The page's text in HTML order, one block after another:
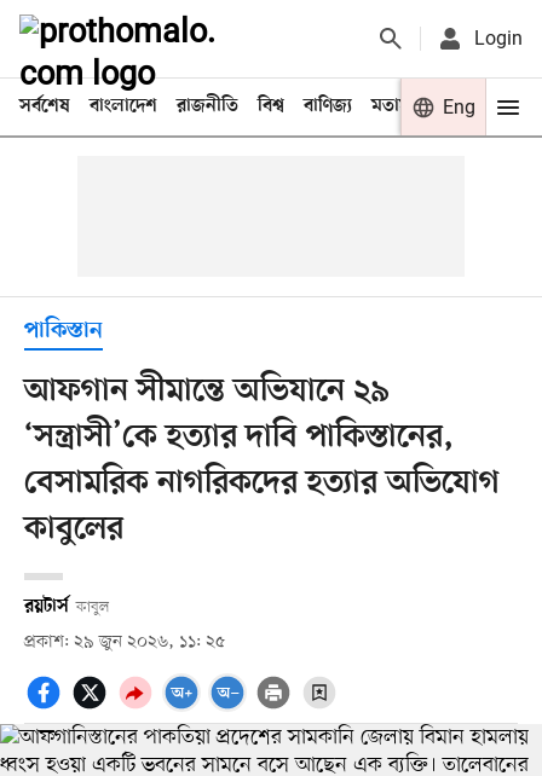
Login
সর্বশেষ বাংলাদেশ রাজনীতি বিশ্ব বাণিজ্য মতামত খেলা
Eng
পাকিস্তান
আফগান সীমান্তে অভিযানে ২৯
‘সন্ত্রাসী’কে হত্যার দাবি পাকিস্তানের,
বেসামরিক নাগরিকদের হত্যার অভিযোগ
কাবুলের
রয়টার্স কাবুল
প্রকাশ: ২৯ জুন ২০২৬, ১১: ২৫